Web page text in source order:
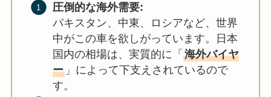
圧倒的な海外需要:
パキスタン、中東、ロシアなど、世界
中がこの車を欲しがっています。日本
国内の相場は、実質的に「海外バイヤ
ー 」によって下支えされているので
す。